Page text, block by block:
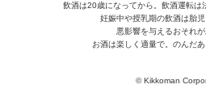
飲酒は20歳になってから。飲酒運転は
妊娠中や授乳期の飲酒は胎
悪影響を与えるおそれが
お酒は楽しく適量で。のんだあ
© Kikkoman